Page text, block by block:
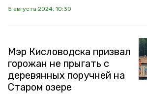
5 августа 2024, 10:30
Мэр Кисловодска призвал
горожан не прыгать с
деревянных поручней на
Старом озере